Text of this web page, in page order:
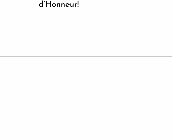
d’Honneur!